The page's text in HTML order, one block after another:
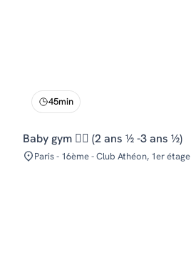
45min
Baby gym 🤸‍♂️ (2 ans ½ -3 ans ½)
Paris - 16ème - Club Athéon, 1er étage